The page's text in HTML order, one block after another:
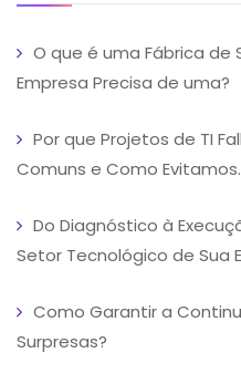
O que é uma Fábrica de
Empresa Precisa de uma?
Por que Projetos de TI
Comuns e Como Evitamos.
Do Diagnóstico à
Setor Tecnológico de Sua
Como Garantir a
Surpresas?